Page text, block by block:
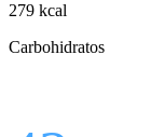
279 kcal
Carbohidratos